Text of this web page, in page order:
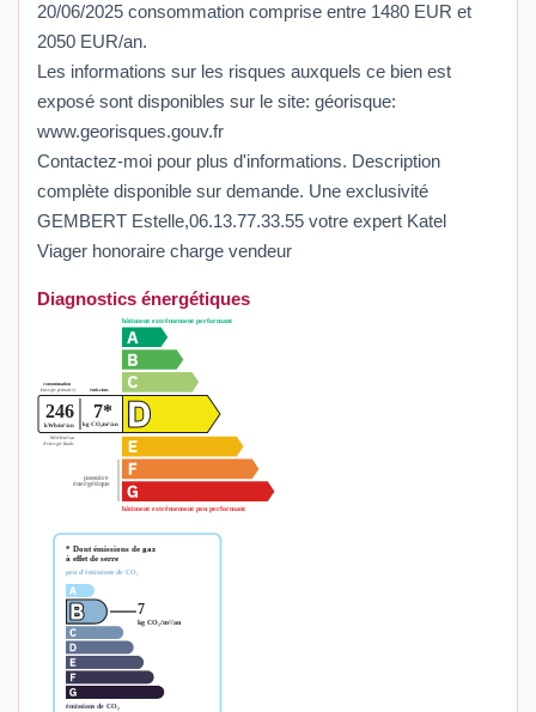
20/06/2025 consommation comprise entre 1480 EUR et
2050 EUR/an.
Les informations sur les risques auxquels ce bien est
exposé sont disponibles sur le site: géorisque:
www.georisques.gouv.fr
Contactez-moi pour plus d'informations. Description
complète disponible sur demande. Une exclusivité
GEMBERT Estelle,06.13.77.33.55 votre expert Katel
Viager honoraire charge vendeur
Diagnostics énergétiques